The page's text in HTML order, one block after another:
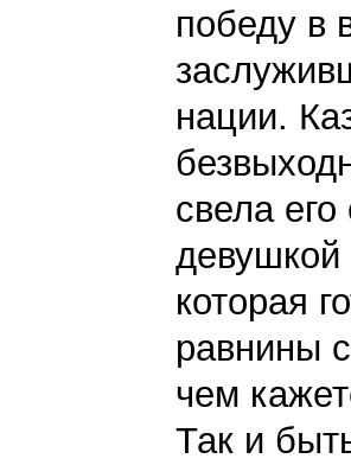
победу в
нации.
свела его
которая
равнины
чем
Так и